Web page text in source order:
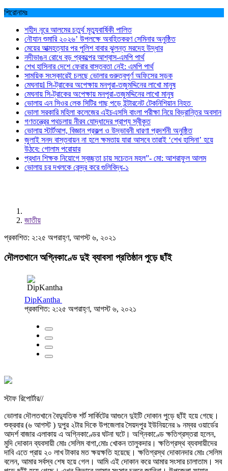
শিরোনামঃ
শহীদ নূরে আলমের চতুর্থ মৃত্যুবার্ষিকী পালিত
নৌযান শুমারি ২০২৬’ উপলক্ষে অবহিতকরণ সেমিনার অনুষ্ঠিত
মেয়ের আত্মহত্যার পর পুলিশ বাবার ঝুলন্ত মরদেহ উদ্ধার
নদীভাঙন রোধে বড় প্রকল্পের আশ্বাস-এমপি পার্থ
শেখ হাসিনার দেশে ফেরার বাস্তবতা নেই: এমপি পার্থ
সাময়িক সংস্কারেই চলছে ভোলার গুরুত্বপূর্ণ অফিসের সড়ক
মেঘনায়l সি-ট্রাকের অপেক্ষায় মনপুরা-তজুমদ্দিনের লাখো মানুষ
মেঘনায় সি-ট্রাকের অপেক্ষায় মনপুরা-তজুমদ্দিনের লাখো মানুষ
ভোলায় এন সিওর লেক সিটির গাছ পড়ে ইন্টারনেট টেকনিশিয়ান নিহত
ভোলা সরকারি মহিলা কলেজের এইচএসসি বাংলা পরীক্ষা নিয়ে বিভ্রান্তির অবসান
গণতন্ত্রের পথচলায় নীরব যোদ্ধাদের প্রাপ্য স্বীকৃত
ভোলায় স্টার্টআপ, বিজ্ঞান প্রকল্প ও উদ্ভাবনী ধারণা প্রদর্শনী অনুষ্ঠিত
জুলাই সনদ বাস্তবায়ন না হলে ক্ষমতায় যারা আসবে তারাই ‘শেখ হাসিনা’ হয়ে
উঠবে: গোলাম পরোয়ার
প্রধান শিক্ষক নিয়োগে স্বচ্ছতা চায় সচেতন মহল”- মো: আশরাফুল আলম
ভোলায় চর দখলকে কেন্দ্র করে গুলিবিদ্ধ-১
জাতীয়
প্রকাশিত: ২:২৫ অপরাহ্ণ, আগস্ট ৬, ২০২১
দৌলতখানে অগ্নিকাণ্ডে দুই ব্যাবসা প্রতিষ্ঠান পুড়ে ছাঁই
DipKantha
প্রকাশিত: ২:২৫ অপরাহ্ণ, আগস্ট ৬, ২০২১
স্টাফ রিপোর্টার//
ভোলার দৌলতখানে বৈদ্যুতিক শর্ট সার্কিটের আগুনে দুইটি দোকান পুড়ে ছাঁই হয়ে গেছে।
শুক্রবার (৬ আগস্ট ) দুপুর ২টার দিকে উপজেলার সৈয়দপুর ইউনিয়নের ৯ নম্বর ওয়ার্ডের
আদর্শ বাজার এলাকায় এ অগ্নিকাণ্ডের ঘটনা ঘটে। অগ্নিকাণ্ডে ক্ষতিগ্রস্তরা হলেন,
মুদি দোকান ব্যবসায়ী মোঃ সেলিম বাগা,মোঃ খোকন তালুকদার। ক্ষতিগ্রস্থ ব্যবসায়ীদের
দাবি এতে প্রায় ২০ লাখ টাকার মত ক্ষয়ক্ষতি হয়েছে। ক্ষতিগ্রস্থ দোকানদার মোঃ সেলিম
বলেন, আমার সর্বস্ব শেষ হয়ে গেল। আমি এই দোকান করে আমার সংসার চালাতাম। সব